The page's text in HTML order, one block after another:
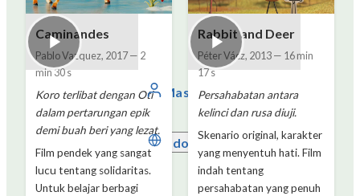
Masuk
Indonesia
Caminandes
Pablo Vazquez, 2017— 2
min 30 s
Koro terlibat dengan Oti
dalam pertarungan epik
demi buah beri yang lezat.
Film pendek yang sangat
lucu tentang solidaritas.
Untuk belajar berbagi
Rabbit and Deer
Péter Vácz, 2013— 16 min
17 s
Persahabatan antara
kelinci dan rusa diuji.
Skenario original, karakter
yang menyentuh hati. Film
indah tentang
persahabatan yang penuh